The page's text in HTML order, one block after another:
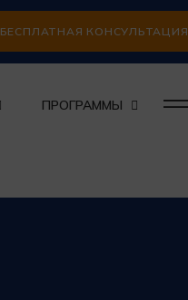
БЕСПЛАТНАЯ КОНСУЛЬТАЦИЯ
ПРОГРАММЫ